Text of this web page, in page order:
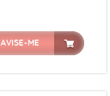
AVISE-ME